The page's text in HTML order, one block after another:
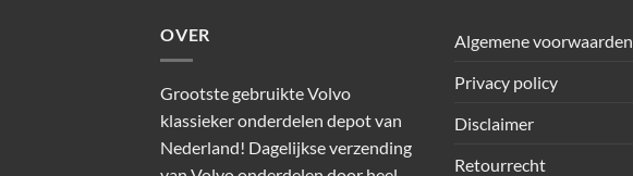
OVER
Grootste gebruikte Volvo
klassieker onderdelen depot van
Nederland! Dagelijkse verzending
Algemene voorwaarden
Privacy policy
Disclaimer
Retourrecht